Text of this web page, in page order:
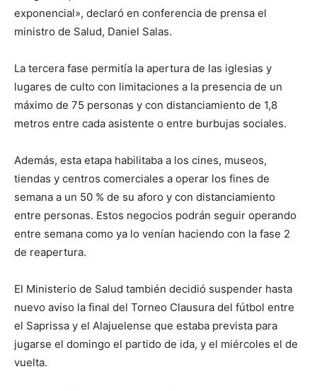
exponencial», declaró en conferencia de prensa el
ministro de Salud, Daniel Salas.
La tercera fase permitía la apertura de las iglesias y
lugares de culto con limitaciones a la presencia de un
máximo de 75 personas y con distanciamiento de 1,8
metros entre cada asistente o entre burbujas sociales.
Además, esta etapa habilitaba a los cines, museos,
tiendas y centros comerciales a operar los fines de
semana a un 50 % de su aforo y con distanciamiento
entre personas. Estos negocios podrán seguir operando
entre semana como ya lo venían haciendo con la fase 2
de reapertura.
El Ministerio de Salud también decidió suspender hasta
nuevo aviso la final del Torneo Clausura del fútbol entre
el Saprissa y el Alajuelense que estaba prevista para
jugarse el domingo el partido de ida, y el miércoles el de
vuelta.